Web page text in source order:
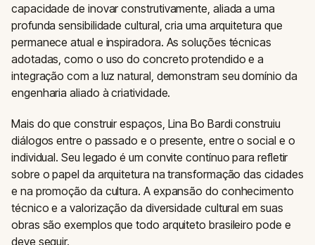
capacidade de inovar construtivamente, aliada a uma
profunda sensibilidade cultural, cria uma arquitetura que
permanece atual e inspiradora. As soluções técnicas
adotadas, como o uso do concreto protendido e a
integração com a luz natural, demonstram seu domínio da
engenharia aliado à criatividade.
Mais do que construir espaços, Lina Bo Bardi construiu
diálogos entre o passado e o presente, entre o social e o
individual. Seu legado é um convite contínuo para refletir
sobre o papel da arquitetura na transformação das cidades
e na promoção da cultura. A expansão do conhecimento
técnico e a valorização da diversidade cultural em suas
obras são exemplos que todo arquiteto brasileiro pode e
deve seguir.